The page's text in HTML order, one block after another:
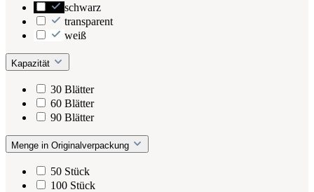
schwarz
transparent
weiß
Kapazität
30 Blätter
60 Blätter
90 Blätter
Menge in Originalverpackung
50 Stück
100 Stück